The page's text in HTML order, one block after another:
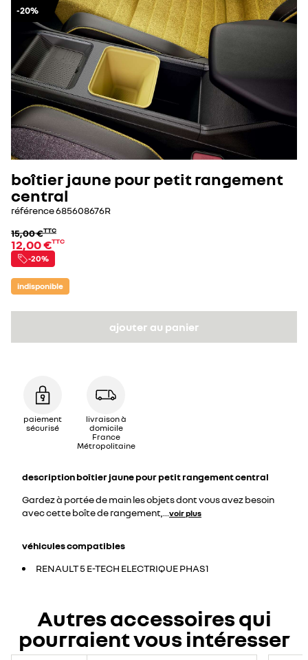
-20%
boîtier jaune pour petit rangement
central
référence685608676R
15,00 €TTC
12,00 €TTC
-20%
indisponible
ajouter au panier
paiement
sécurisé
livraison à
domicile
France
Métropolitaine
descriptionboîtier jaune pour petit rangement central
Gardez à portée de main les objets dont vous avez besoin
avec cette boîte de rangement,
voir plus
véhicules compatibles
RENAULT 5 E-TECH ELECTRIQUE PHAS1
Autres accessoires qui
pourraient vous intéresser